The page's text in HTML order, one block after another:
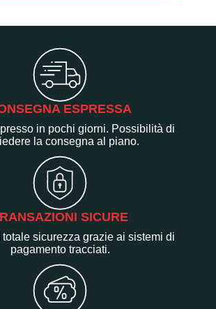
ESPRESSA
in pochi giorni. Possibilità di
la consegna al piano.
SICURE
sicurezza grazie ai sistemi di
pagamento tracciati.